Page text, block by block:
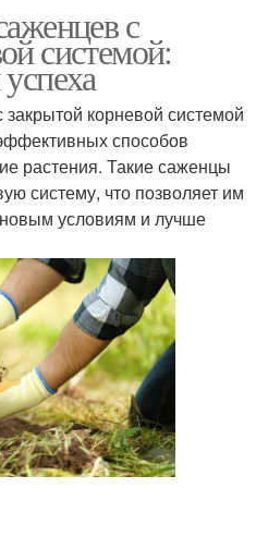
с
системой:
корневой системой
способов
растения. Такие саженцы
систему, что позволяет им
условиям и лучше